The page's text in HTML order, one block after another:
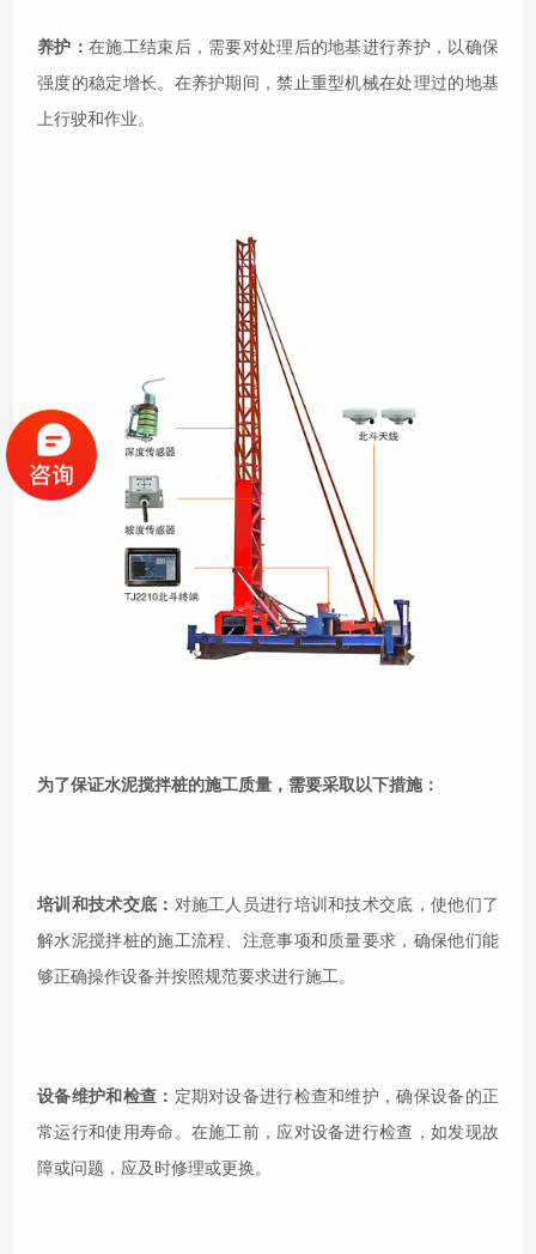
养护：在施工结束后，需要对处理后的地基进行养护，以确保
强度的稳定增长。在养护期间，禁止重型机械在处理过的地基
上行驶和作业。
为了保证水泥搅拌桩的施工质量，需要采取以下措施：
培训和技术交底： 对施工人员进行培训和技术交底，使他们了
解水泥搅拌桩的施工流程、注意事项和质量要求，确保他们能
够正确操作设备并按照规范要求进行施工。
设备维护和检查： 定期对设备进行检查和维护，确保设备的正
常运行和使用寿命。在施工前，应对设备进行检查，如发现故
障或问题，应及时修理或更换。